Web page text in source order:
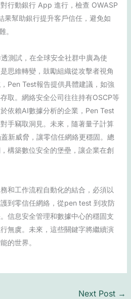
行動銀行 App 進行，檢查 OWASP
幫助銀行提升客戶信任，避免如
。
測試，在全球安全社群中廣為使
思維轉變，鼓勵組織從攻擊者視角
Pen Test報告提供具體建議，如強
取。網絡安全公司往往持有OSCP等
依賴AI數據分析的企業，Pen Test
手竊取洞見。未來，隨著量子計算
新威脅，讓零信任網絡更穩固。總
構築數位安全的堡壘，讓企業在創
和工作流程自動化的結合，必須以
到零信任網絡，從pen test 到攻防
信息安全管理和數據中心的穩固支
無虞。未來，這些關鍵字將繼續演
的世界。
Next Post →